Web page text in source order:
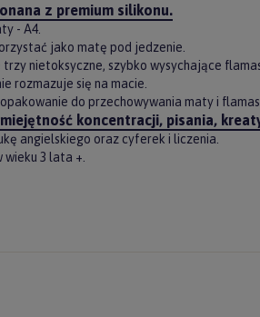
z premium silikonu.
- A4.
jako matę pod jedzenie.
nietoksyczne, szybko wysychające
rozmazuje się na macie.
do przechowywania maty i
koncentracji, pisania,
angielskiego oraz cyferek i liczenia.
wieku 3 lata +.
Twój email